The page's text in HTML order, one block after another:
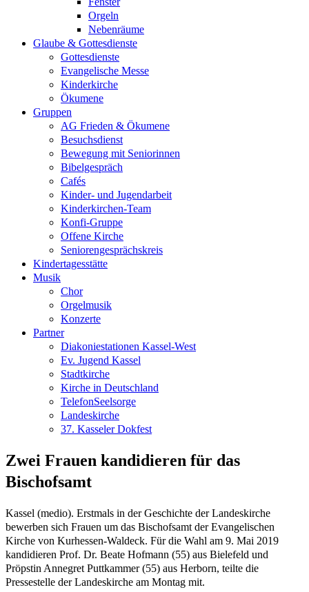
Orgeln
Nebenräume
Glaube & Gottesdienste
Gottesdienste
Evangelische Messe
Kinderkirche
Ökumene
Gruppen
AG Frieden & Ökumene
Besuchsdienst
Bewegung mit Seniorinnen
Bibelgespräch
Cafés
Kinder- und Jugendarbeit
Kinderkirchen-Team
Konfi-Gruppe
Offene Kirche
Seniorengesprächskreis
Kindertagesstätte
Musik
Chor
Orgelmusik
Konzerte
Partner
Diakoniestationen Kassel-West
Ev. Jugend Kassel
Stadtkirche
Kirche in Deutschland
TelefonSeelsorge
Landeskirche
37. Kasseler Dokfest
Zwei Frauen kandidieren für das
Bischofsamt
Kassel (medio). Erstmals in der Geschichte der Landeskirche
bewerben sich Frauen um das Bischofsamt der Evangelischen
Kirche von Kurhessen-Waldeck. Für die Wahl am 9. Mai 2019
kandidieren Prof. Dr. Beate Hofmann (55) aus Bielefeld und
Pröpstin Annegret Puttkammer (55) aus Herborn, teilte die
Pressestelle der Landeskirche am Montag mit.